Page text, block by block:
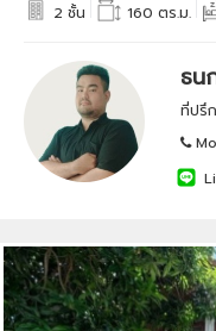
2 ชั้น
160 ตร.ม.
ธน
ที่ปรึ